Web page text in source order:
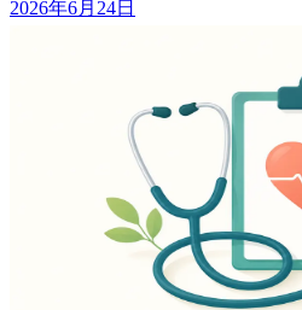
2026年6月24日